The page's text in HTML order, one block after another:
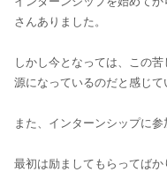
さんありました。
しかし今となっては、この
源になっているのだと感じて
また、インターンシップに参
最初は励ましてもらってば